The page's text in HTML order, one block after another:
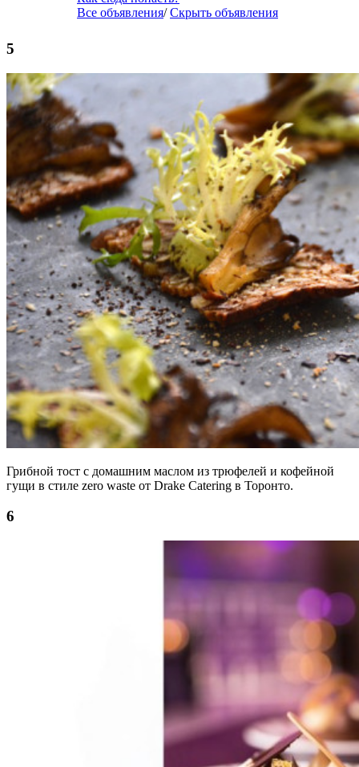
Все объявления/Скрыть объявления
5
Грибной тост с домашним маслом из трюфелей и кофейной
гущи в стиле zero waste от Drake Catering в Торонто.
6